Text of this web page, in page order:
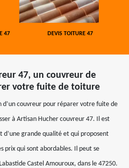
47 DEVIS TOITURE 47
47, un couvreur de
votre fuite de toiture
d’un couvreur pour réparer votre fuite de
à Artisan Hucher couvreur 47. Il est
d’une grande qualité et qui proposent
prix qui sont abordables. Il peut se
Castel Amouroux, dans le 47250.